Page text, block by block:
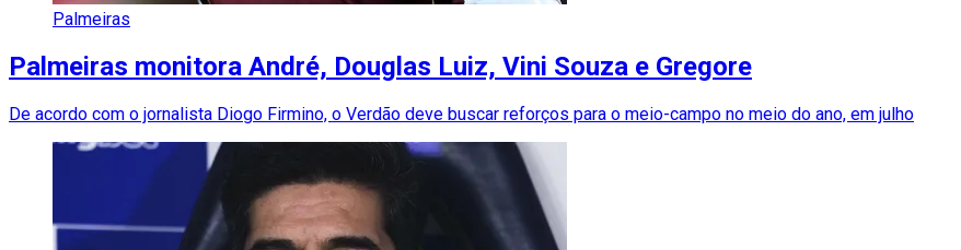
Palmeiras
Palmeiras monitora André, Douglas Luiz, Vini Souza e Gregore
De acordo com o jornalista Diogo Firmino, o Verdão deve buscar reforços para o meio-campo no meio do ano, em julho